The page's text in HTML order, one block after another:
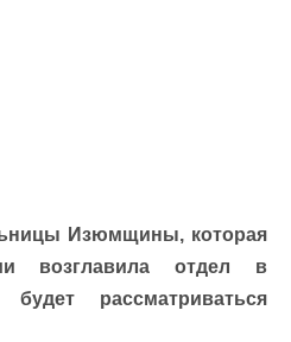
Изюмщины, которая
возглавила отдел в
рассматриваться